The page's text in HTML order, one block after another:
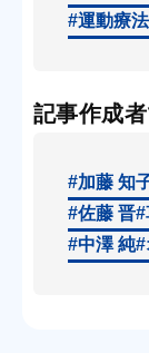
#運動療法
記事作成
#加藤 知
#佐藤 晋#
#中澤 純#